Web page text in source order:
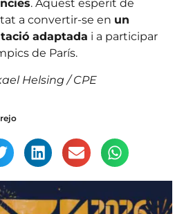
. Aquest esperit de
a convertir-se en un
adaptada i a participar
de París.
Helsing / CPE